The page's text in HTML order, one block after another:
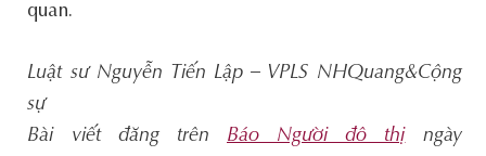
quan.
Luật sư Nguyễn Tiến Lập – VPLS NHQuang&Cộng
sự
Bài viết đăng trên Báo Người đô thị ngày